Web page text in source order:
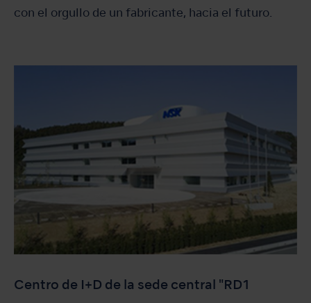
con el orgullo de un fabricante, hacia el futuro.
Centro de I+D de la sede central "RD1